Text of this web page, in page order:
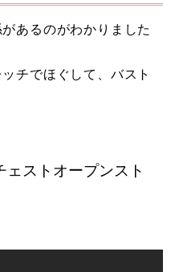
あるのがわかりました
チでほぐして、バスト
ェストオープンスト